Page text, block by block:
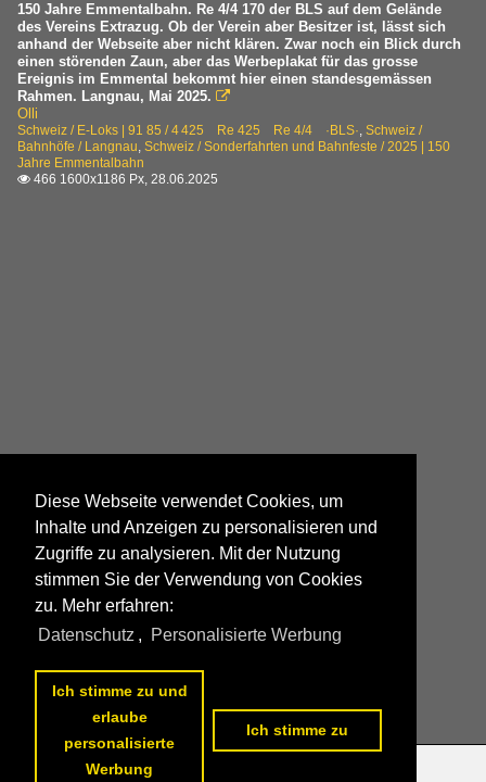
150 Jahre Emmentalbahn. Re 4/4 170 der BLS auf dem Gelände
des Vereins Extrazug. Ob der Verein aber Besitzer ist, lässt sich
anhand der Webseite aber nicht klären. Zwar noch ein Blick durch
einen störenden Zaun, aber das Werbeplakat für das grosse
Ereignis im Emmental bekommt hier einen standesgemässen
Rahmen. Langnau, Mai 2025. 
Olli
Schweiz / E-Loks | 91 85 / 4 425 Re 425 Re 4/4 ·BLS·, Schweiz /
Bahnhöfe / Langnau, Schweiz / Sonderfahrten und Bahnfeste / 2025 | 150
Jahre Emmentalbahn
 466 1600x1186 Px, 28.06.2025
Diese Webseite verwendet Cookies, um
Inhalte und Anzeigen zu personalisieren und
Zugriffe zu analysieren. Mit der Nutzung
stimmen Sie der Verwendung von Cookies
zu. Mehr erfahren:
Datenschutz , Personalisierte Werbung
Ich stimme zu und
erlaube
personalisierte
Werbung
Ich stimme zu